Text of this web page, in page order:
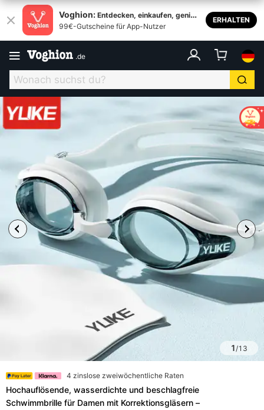
Voghion: Entdecken, einkaufen, genieß
en
99€-Gutscheine für App-Nutzer
ERHALTEN
.de
1/13
4 zinslose zweiwöchentliche Raten
Hochauflösende, wasserdichte und beschlagfreie
Schwimmbrille für Damen mit Korrektionsgläsern –